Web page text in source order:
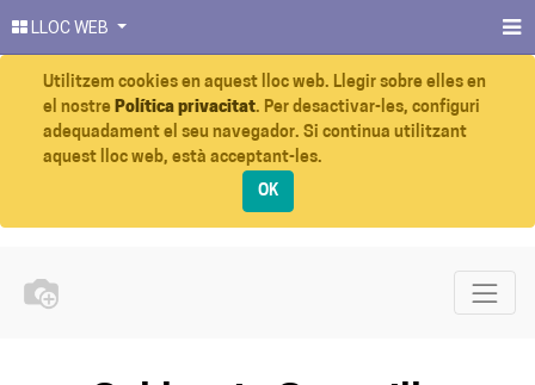
LLOC WEB
Utilitzem cookies en aquest lloc web. Llegir sobre elles en
el nostre Política privacitat. Per desactivar-les, configuri
adequadament el seu navegador. Si continua utilitzant
aquest lloc web, està acceptant-les.
OK